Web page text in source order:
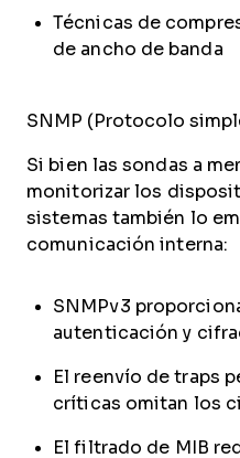
Técnicas de
de ancho de banda
SNMP (Protocolo
Si bien las sondas a
monitorizar los
sistemas también lo
comunicación interna:
SNMPv3
autenticación y
El reenvío de traps
críticas omitan los
El filtrado de MIB